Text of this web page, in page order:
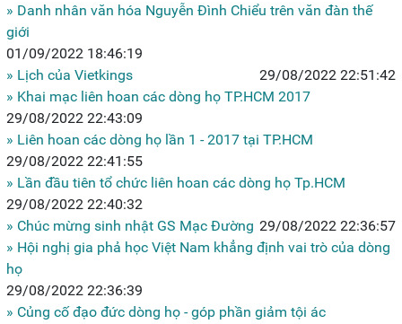
» Danh nhân văn hóa Nguyễn Đình Chiểu trên văn đàn thế
giới
01/09/2022 18:46:19
» Lịch của Vietkings
29/08/2022 22:51:42
» Khai mạc liên hoan các dòng họ TP.HCM 2017
29/08/2022 22:43:09
» Liên hoan các dòng họ lần 1 - 2017 tại TP.HCM
29/08/2022 22:41:55
» Lần đầu tiên tổ chức liên hoan các dòng họ Tp.HCM
29/08/2022 22:40:32
» Chúc mừng sinh nhật GS Mạc Đường 29/08/2022 22:36:57
» Hội nghị gia phả học Việt Nam khẳng định vai trò của dòng
họ
29/08/2022 22:36:39
» Củng cố đạo đức dòng họ - góp phần giảm tội ác